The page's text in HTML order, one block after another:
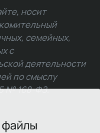
носит
семейных,
с
деятельности
по смыслу
№ 168-ФЗ.